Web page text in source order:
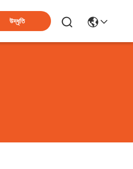
উদ্ধৃতি